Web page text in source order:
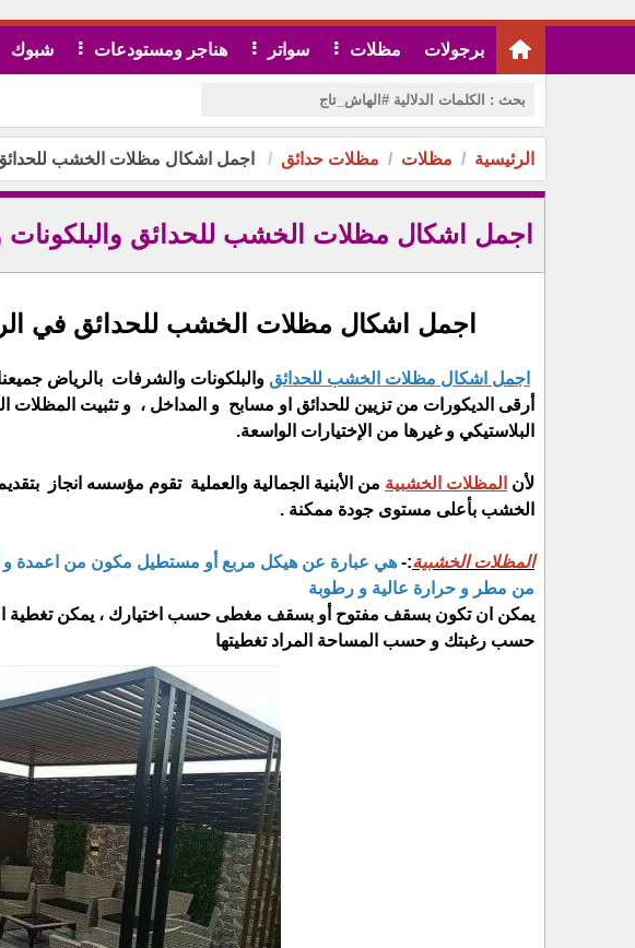
برجولات مظلات سواتر هناجر ومستودعات شبوك
الرئيسية مظلات مظلات حدائق اجمل اشكال مظلات الخشب للحدائق
اجمل اشكال مظلات الخشب للحدائق والبلكونات والشرفات
اجمل اشكال مظلات الخشب للحدائق في الرياض-
اجمل اشكال مظلات الخشب للحدائق والبلكونات والشرفات بالرياض
أرقى الديكورات من تزيين للحدائق او مسابح و المداخل ، و تثبيت المظلات
البلاستيكي و غيرها من الإختيارات الواسعة.
لأن المظلات الخشبية من الأبنية الجمالية والعملية تقوم مؤسسه انجاز
الخشب بأعلى مستوى جودة ممكنة .
المظلات الخشبية:- هي عبارة عن هيكل مربع أو مستطيل مكون من اعمدة و
من مطر و حرارة عالية و رطوبة
يمكن ان تكون بسقف مفتوح أو بسقف مغطى حسب اختيارك ، يمكن تغطية
حسب رغبتك و حسب المساحة المراد تغطيتها